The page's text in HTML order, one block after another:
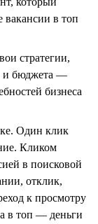
вакансии в топ
стратегии,
и бюджета —
бизнеса
Один клик
Кликом
в поисковой
отклик,
к просмотру
в топ — деньги